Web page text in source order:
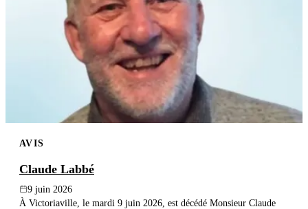
AVIS
Claude Labbé
9 juin 2026
À Victoriaville, le mardi 9 juin 2026, est décédé Monsieur Claude